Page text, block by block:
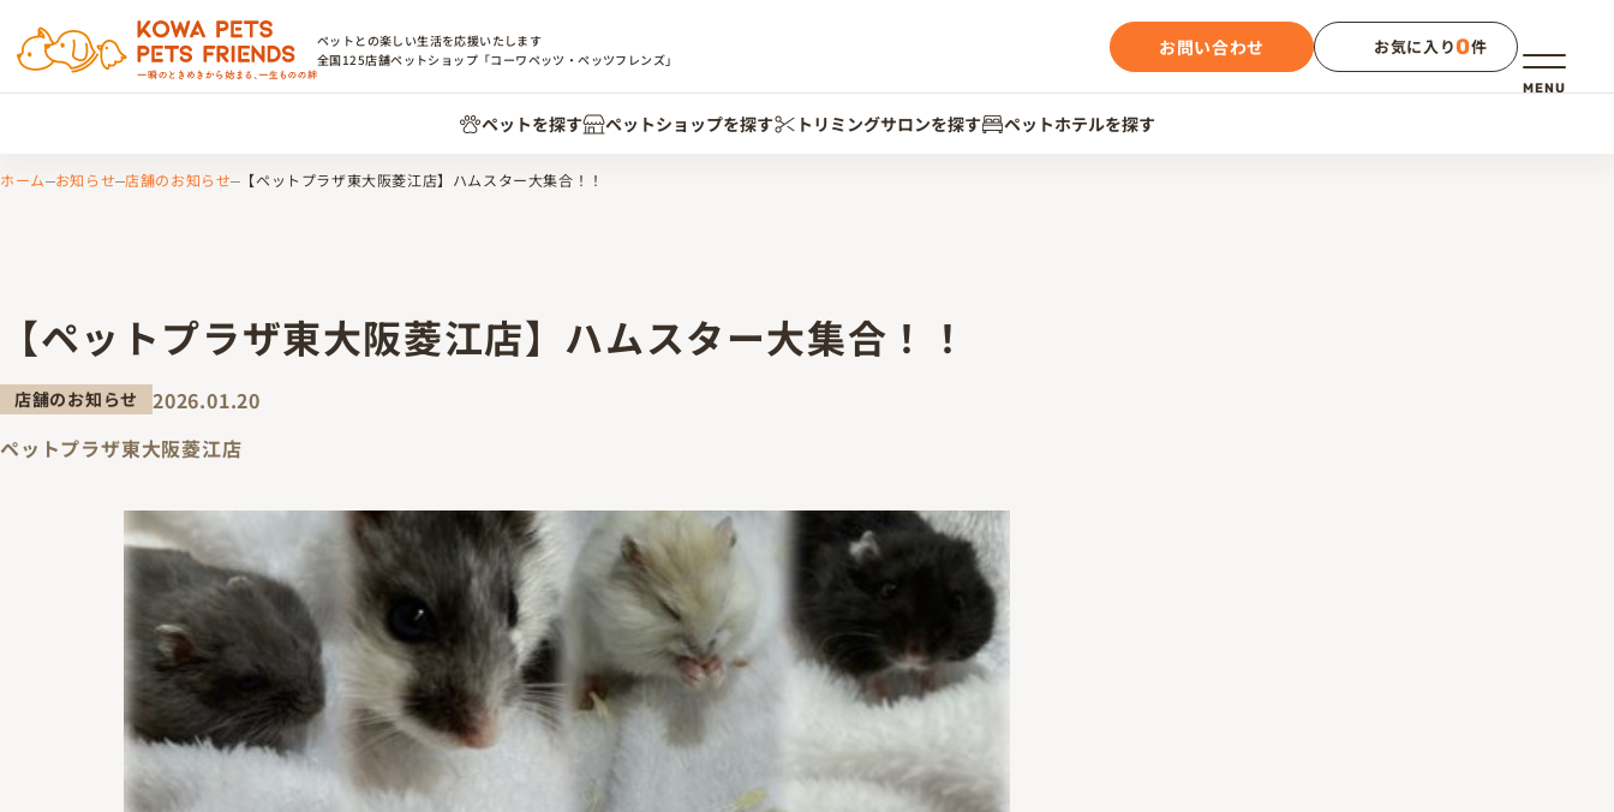
メニュー
MENU
ペットとの楽しい生活を応援いたします
全国125店舗ペットショップ「コーワペッツ・ペッツフレンズ」
お問い合わせ お気に入り0件
ペットを探す ペットショップを探す トリミングサロンを探す ペットホテルを探す
ホーム お知らせ 店舗のお知らせ 【ペットプラザ東大阪菱江店】ハムスター大集合！！
【ペットプラザ東大阪菱江店】ハムスター大集合！！
店舗のお知らせ
2026.01.20
ペットプラザ東大阪菱江店